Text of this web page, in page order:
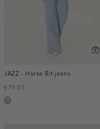
JAZZ - Horse Bit jeans
€79.95
blauw,